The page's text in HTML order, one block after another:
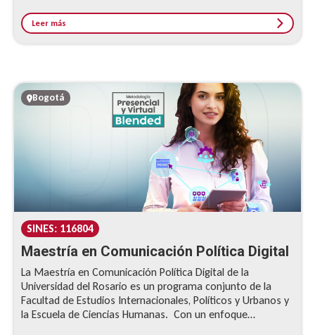
formación de talento local para el diseño e
implementación de sistemas inteligentes en las ciudades y
regiones del país.
Leer más
Bogotá
SINES: 116804
Maestría en Comunicación Política Digital
La Maestría en Comunicación Política Digital de la
Universidad del Rosario es un programa conjunto de la
Facultad de Estudios Internacionales, Políticos y Urbanos y
la Escuela de Ciencias Humanas. Con un enfoque